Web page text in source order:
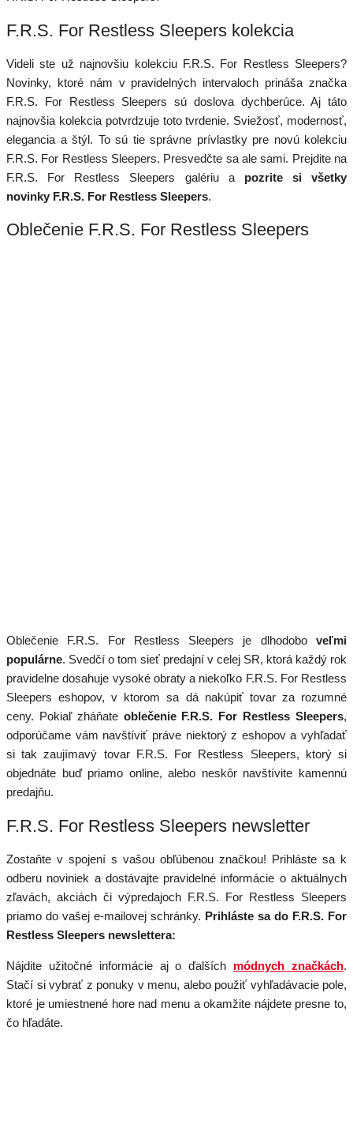
F.R.S. For Restless Sleepers kolekcia
Videli ste už najnovšiu kolekciu F.R.S. For Restless Sleepers?
Novinky, ktoré nám v pravidelných intervaloch prináša značka
F.R.S. For Restless Sleepers sú doslova dychberúce. Aj táto
najnovšia kolekcia potvrdzuje toto tvrdenie. Sviežosť, modernosť,
elegancia a štýl. To sú tie správne prívlastky pre novú kolekciu
F.R.S. For Restless Sleepers. Presvedčte sa ale sami. Prejdite na
F.R.S. For Restless Sleepers galériu a pozrite si všetky
novinky F.R.S. For Restless Sleepers.
Oblečenie F.R.S. For Restless Sleepers
Oblečenie F.R.S. For Restless Sleepers je dlhodobo veľmi
populárne. Svedčí o tom sieť predajní v celej SR, ktorá každý rok
pravidelne dosahuje vysoké obraty a niekoľko F.R.S. For Restless
Sleepers eshopov, v ktorom sa dá nakúpiť tovar za rozumné
ceny. Pokiaľ zháňate oblečenie F.R.S. For Restless Sleepers,
odporúčame vám navštíviť práve niektorý z eshopov a vyhľadať
si tak zaujímavý tovar F.R.S. For Restless Sleepers, ktorý si
objednáte buď priamo online, alebo neskôr navštívite kamennú
predajňu.
F.R.S. For Restless Sleepers newsletter
Zostaňte v spojení s vašou obľúbenou značkou! Prihláste sa k
odberu noviniek a dostávajte pravidelné informácie o aktuálnych
zľavách, akciách či výpredajoch F.R.S. For Restless Sleepers
priamo do vašej e-mailovej schránky. Prihláste sa do F.R.S. For
Restless Sleepers newslettera:
Nájdite užitočné informácie aj o ďalších módnych značkách.
Stačí si vybrať z ponuky v menu, alebo použiť vyhľadávacie pole,
ktoré je umiestnené hore nad menu a okamžite nájdete presne to,
čo hľadáte.